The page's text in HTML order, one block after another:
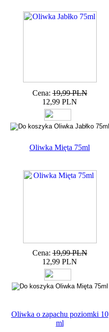
Cena: 19,99 PLN
12,99 PLN
Oliwka Mięta 75ml
Cena: 19,99 PLN
12,99 PLN
Oliwka o zapachu poziomki 10
ml